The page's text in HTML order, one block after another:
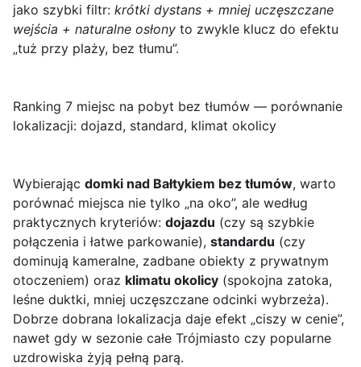
jako szybki filtr: krótki dystans + mniej uczęszczane
wejścia + naturalne osłony to zwykle klucz do efektu
„tuż przy plaży, bez tłumu”.
Ranking 7 miejsc na pobyt bez tłumów — porównanie
lokalizacji: dojazd, standard, klimat okolicy
Wybierając domki nad Bałtykiem bez tłumów, warto
porównać miejsca nie tylko „na oko”, ale według
praktycznych kryteriów: dojazdu (czy są szybkie
połączenia i łatwe parkowanie), standardu (czy
dominują kameralne, zadbane obiekty z prywatnym
otoczeniem) oraz klimatu okolicy (spokojna zatoka,
leśne duktki, mniej uczęszczane odcinki wybrzeża).
Dobrze dobrana lokalizacja daje efekt „ciszy w cenie”,
nawet gdy w sezonie całe Trójmiasto czy popularne
uzdrowiska żyją pełną parą.